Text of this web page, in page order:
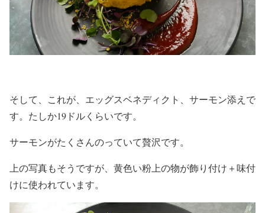
そして、これが、エッグスベネディクト、サーモン添えで
す。たしか19ドルくらいです。
サーモンがたくさんのっていて贅沢です。
上の写真もそうですが、黄色い粉上の物が飾り付け＋味付
けに使われています。